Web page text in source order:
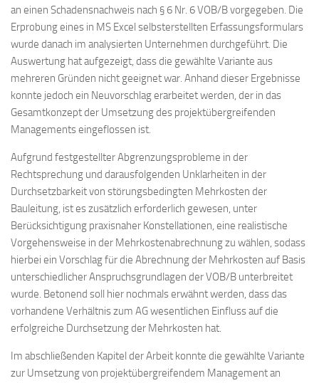
an einen Schadensnachweis nach § 6 Nr. 6 VOB/B vorgegeben. Die
Erprobung eines in MS Excel selbsterstellten Erfassungsformulars
wurde danach im analysierten Unternehmen durchgeführt. Die
Auswertung hat aufgezeigt, dass die gewählte Variante aus
mehreren Gründen nicht geeignet war. Anhand dieser Ergebnisse
konnte jedoch ein Neuvorschlag erarbeitet werden, der in das
Gesamtkonzept der Umsetzung des projektübergreifenden
Managements eingeflossen ist.
Aufgrund festgestellter Abgrenzungsprobleme in der
Rechtsprechung und darausfolgenden Unklarheiten in der
Durchsetzbarkeit von störungsbedingten Mehrkosten der
Bauleitung, ist es zusätzlich erforderlich gewesen, unter
Berücksichtigung praxisnaher Konstellationen, eine realistische
Vorgehensweise in der Mehrkostenabrechnung zu wählen, sodass
hierbei ein Vorschlag für die Abrechnung der Mehrkosten auf Basis
unterschiedlicher Anspruchsgrundlagen der VOB/B unterbreitet
wurde. Betonend soll hier nochmals erwähnt werden, dass das
vorhandene Verhältnis zum AG wesentlichen Einfluss auf die
erfolgreiche Durchsetzung der Mehrkosten hat.
Im abschließenden Kapitel der Arbeit konnte die gewählte Variante
zur Umsetzung von projektübergreifendem Management an